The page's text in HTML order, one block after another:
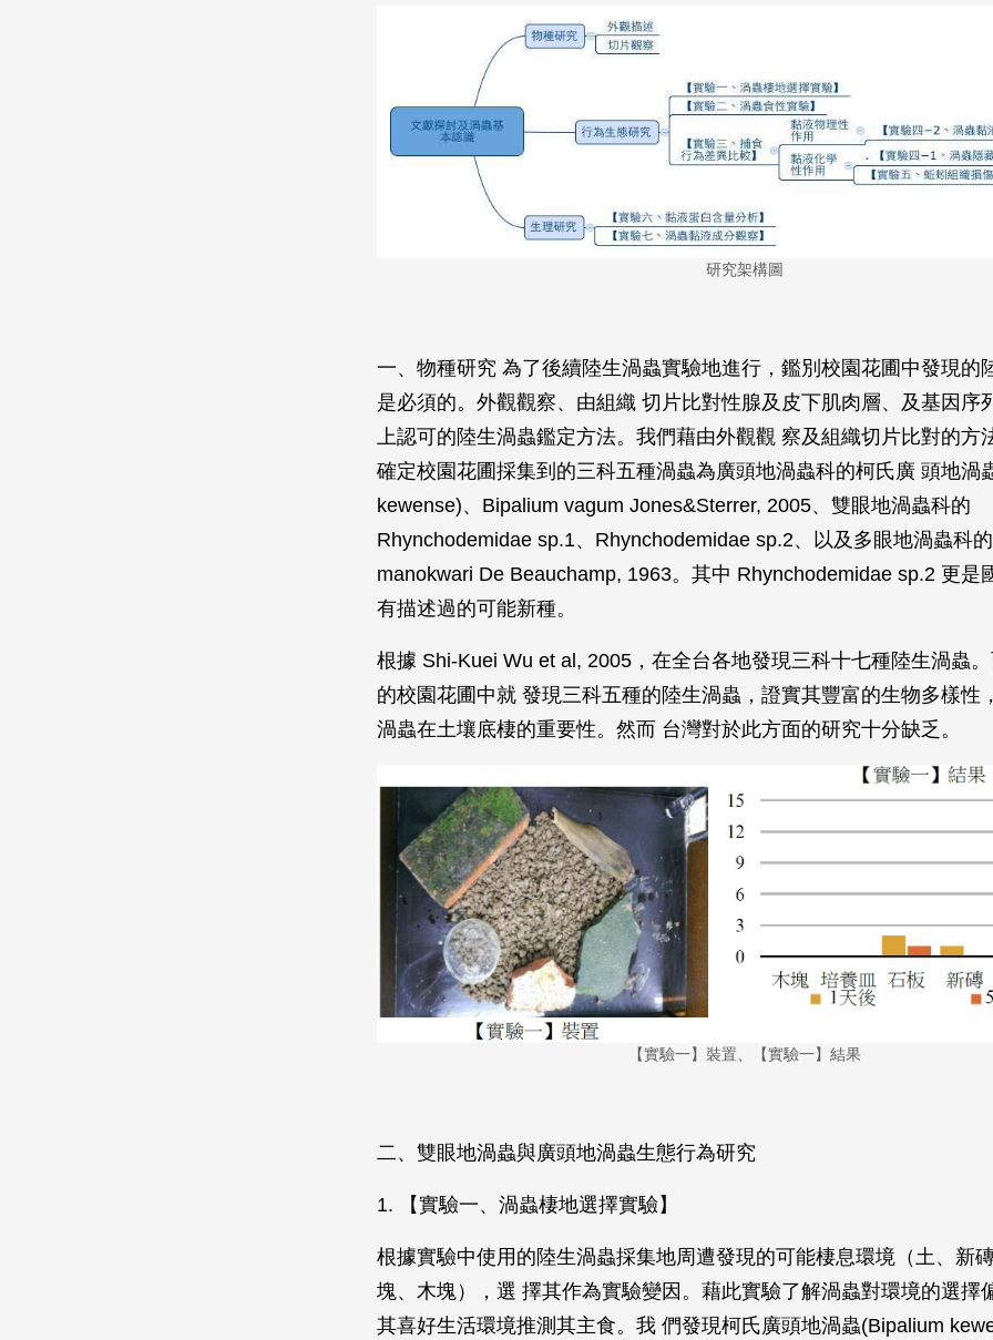
研究架構圖
一、物種研究 為了後續陸生渦蟲實驗地進行，鑑別校園花圃中發現的
是必須的。外觀觀察、由組織 切片比對性腺及皮下肌肉層、及基因序
上認可的陸生渦蟲鑑定方法。我們藉由外觀觀 察及組織切片比對的方
確定校園花圃採集到的三科五種渦蟲為廣頭地渦蟲科的柯氏廣 頭地渦
kewense)、Bipalium vagum Jones&Sterrer, 2005、雙眼地渦蟲科的
Rhynchodemidae sp.1、Rhynchodemidae sp.2、以及多眼地渦蟲科
manokwari De Beauchamp, 1963。其中 Rhynchodemidae sp.2 更是
有描述過的可能新種。
根據 Shi-Kuei Wu et al, 2005，在全台各地發現三科十七種陸生渦蟲
的校園花圃中就 發現三科五種的陸生渦蟲，證實其豐富的生物多樣性
渦蟲在土壤底棲的重要性。然而 台灣對於此方面的研究十分缺乏。
【實驗一】裝置、【實驗一】結果
二、雙眼地渦蟲與廣頭地渦蟲生態行為研究
1. 【實驗一、渦蟲棲地選擇實驗】
根據實驗中使用的陸生渦蟲採集地周遭發現的可能棲息環境（土、新
塊、木塊），選 擇其作為實驗變因。藉此實驗了解渦蟲對環境的選擇
其喜好生活環境推測其主食。我 們發現柯氏廣頭地渦蟲(Bipalium